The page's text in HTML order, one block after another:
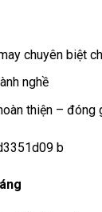
chuyên biệt
nghề
thiện – đóng